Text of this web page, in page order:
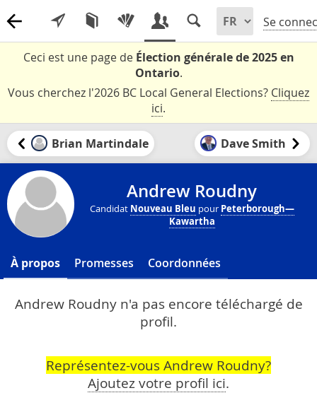
Se
Ceci est une page de Élection générale de 2025 en
Ontario.
Vous cherchez l'2026 BC Local General Elections? Cliquez
ici.
Brian Martindale Dave Smith
Andrew Roudny
Candidat Nouveau Bleu pour Peterborough—
Kawartha
À propos Promesses Coordonnées
Andrew Roudny n'a pas encore téléchargé de
profil.
Représentez-vous Andrew Roudny?
Ajoutez votre profil ici.